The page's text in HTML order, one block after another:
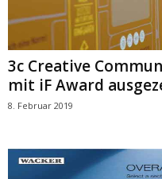
3c Creative
mit iF Award
8. Februar 2019